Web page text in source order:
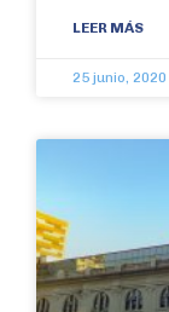
LEER MÁS
25 junio, 2020